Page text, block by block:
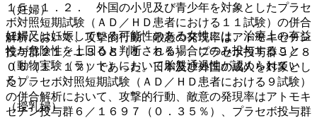
１５．１．２． 外国の小児及び青少年を対象としたプラセ
ボ対照短期試験（ＡＤ／ＨＤ患者における１１試験）の併合
解析において、攻撃的行動、敵意の発現率はアトモキセチン
投与群２１／１３０８（１．６％）、プラセボ投与群９／８
０６（１．１％）であった。日本及び外国の成人を対象とし
たプラセボ対照短期試験（ＡＤ／ＨＤ患者における９試験）
の併合解析において、攻撃的行動、敵意の発現率はアトモキ
セチン投与群６／１６９７（０．３５％）、プラセボ投与群
（妊婦）
妊婦又は妊娠している可能性のある女性には、治療上の有益
性が危険性を上回ると判断される場合にのみ投与すること
（動物実験（ラット）において胎盤通過性が認められてい
る）。
（授乳婦）